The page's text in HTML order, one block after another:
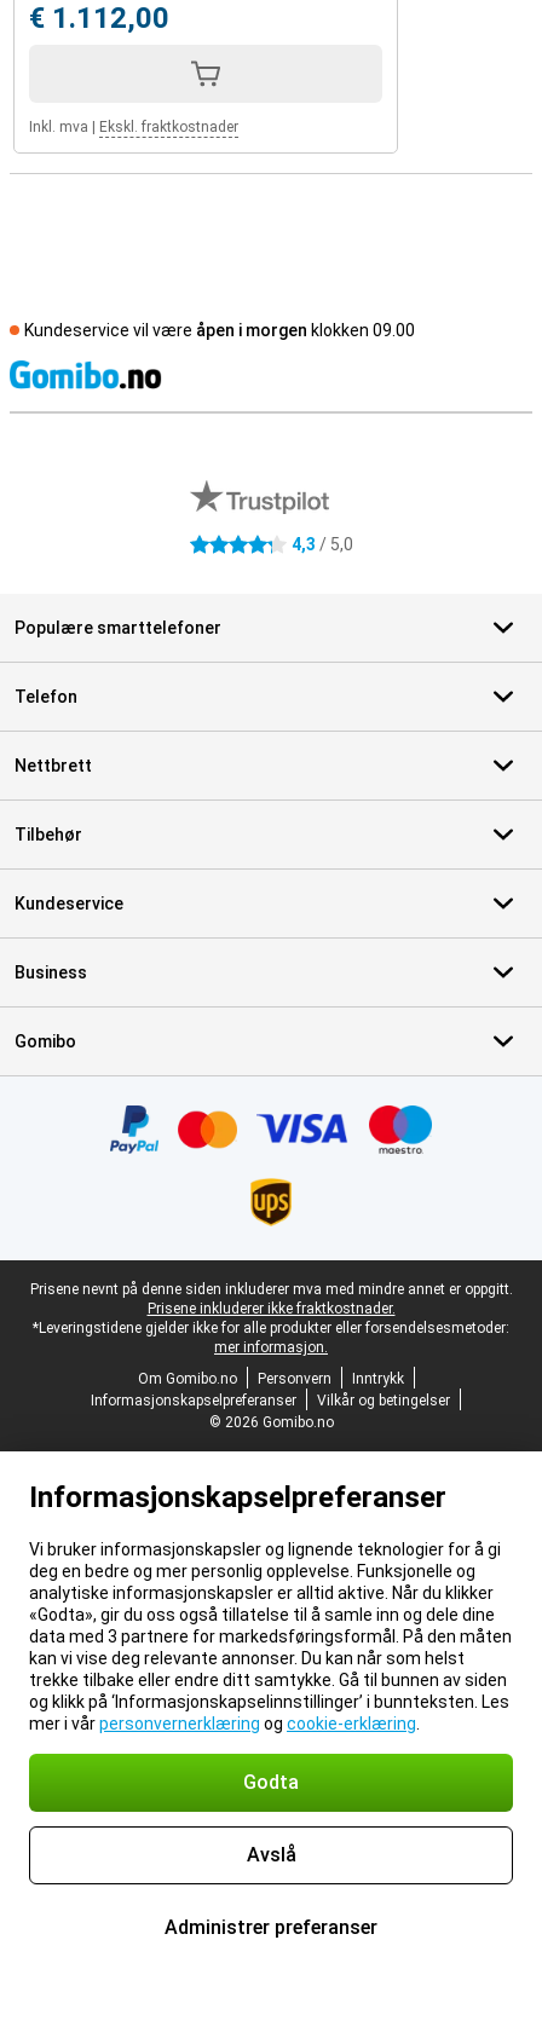
€ 1.112,00
Inkl. mva Ekskl. fraktkostnader
Kundeservice vil være åpen i morgen klokken 09.00
4.3 stjerner 4,3 / 5,0
Populære smarttelefoner
Telefon
Nettbrett
Tilbehør
Kundeservice
Business
Gomibo
Juridisk bunntekst
Prisene nevnt på denne siden inkluderer mva med mindre annet er oppgitt.
Prisene inkluderer ikke fraktkostnader.
*Leveringstidene gjelder ikke for alle produkter eller forsendelsesmetoder:
mer informasjon.
Om Gomibo.no
Personvern
Inntrykk
Informasjonskapselpreferanser
Vilkår og betingelser
© 2026 Gomibo.no
Informasjonskapselpreferanser
Vi bruker informasjonskapsler og lignende teknologier for å gi
deg en bedre og mer personlig opplevelse. Funksjonelle og
analytiske informasjonskapsler er alltid aktive. Når du klikker
«Godta», gir du oss også tillatelse til å samle inn og dele dine
data med 3 partnere for markedsføringsformål. På den måten
kan vi vise deg relevante annonser. Du kan når som helst
trekke tilbake eller endre ditt samtykke. Gå til bunnen av siden
og klikk på ‘Informasjonskapselinnstillinger’ i bunnteksten. Les
mer i vårpersonvernerklæring og cookie-erklæring
Godta
Avslå
Administrer preferanser